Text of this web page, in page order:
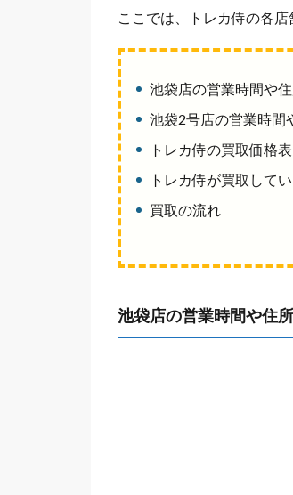
ここでは、トレカ侍の各
池袋店の営業時間や
池袋2号店の営業時間
トレカ侍の買取価格表
トレカ侍が買取して
買取の流れ
池袋店の営業時間や住所